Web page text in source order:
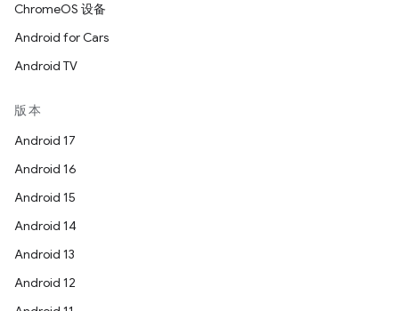
ChromeOS 设备
Android for Cars
Android TV
版本
Android 17
Android 16
Android 15
Android 14
Android 13
Android 12